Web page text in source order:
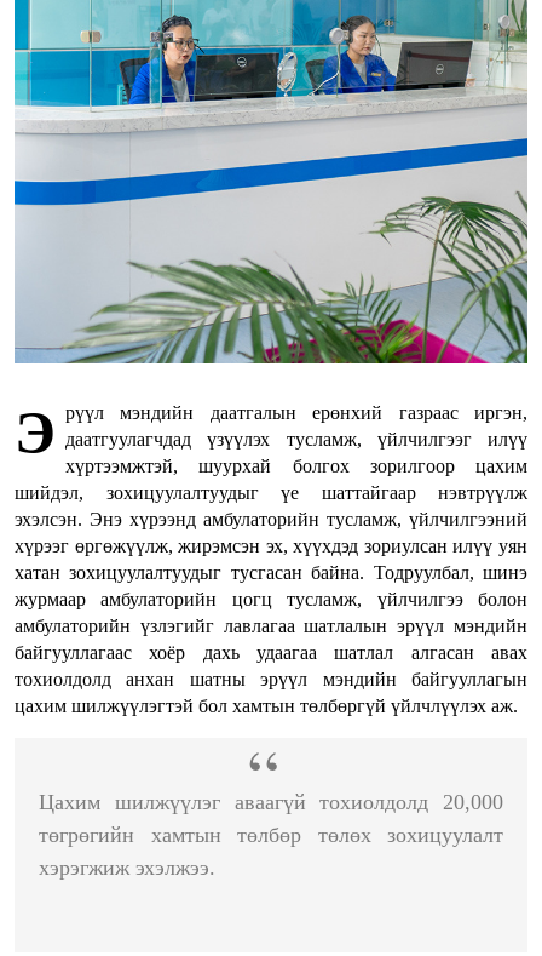
Э рүүл мэндийн даатгалын ерөнхий газраас иргэн,
даатгуулагчдад үзүүлэх тусламж, үйлчилгээг илүү
хүртээмжтэй, шуурхай болгох зорилгоор цахим
шийдэл, зохицуулалтуудыг үе шаттайгаар нэвтрүүлж
эхэлсэн. Энэ хүрээнд амбулаторийн тусламж, үйлчилгээний
хүрээг өргөжүүлж, жирэмсэн эх, хүүхдэд зориулсан илүү уян
хатан зохицуулалтуудыг тусгасан байна. Тодруулбал, шинэ
журмаар амбулаторийн цогц тусламж, үйлчилгээ болон
амбулаторийн үзлэгийг лавлагаа шатлалын эрүүл мэндийн
байгууллагаас хоёр дахь удаагаа шатлал алгасан авах
тохиолдолд анхан шатны эрүүл мэндийн байгууллагын
цахим шилжүүлэгтэй бол хамтын төлбөргүй үйлчлүүлэх аж.
Цахим шилжүүлэг аваагүй тохиолдолд 20,000
төгрөгийн хамтын төлбөр төлөх зохицуулалт
хэрэгжиж эхэлжээ.